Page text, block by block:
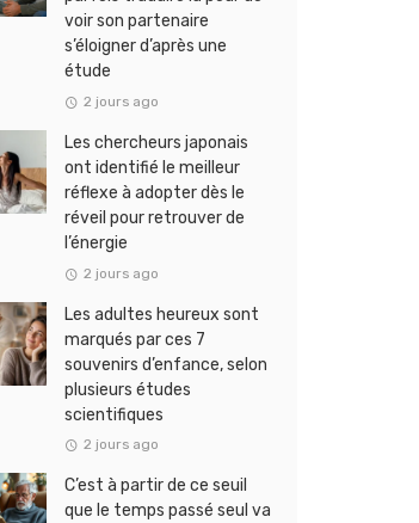
voir son partenaire
s’éloigner d’après une
étude
2 jours ago
Les chercheurs japonais
ont identifié le meilleur
réflexe à adopter dès le
réveil pour retrouver de
l’énergie
2 jours ago
Les adultes heureux sont
marqués par ces 7
souvenirs d’enfance, selon
plusieurs études
scientifiques
2 jours ago
C’est à partir de ce seuil
que le temps passé seul va